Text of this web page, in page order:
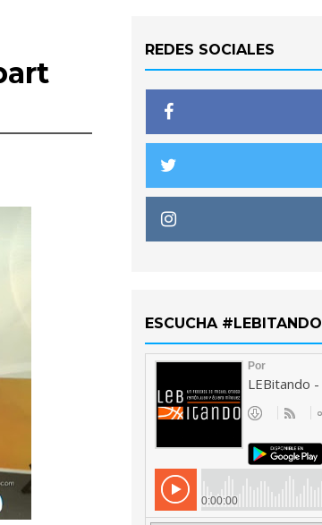
REDES SOCIALES
ESCUCHA #LEBITANDO